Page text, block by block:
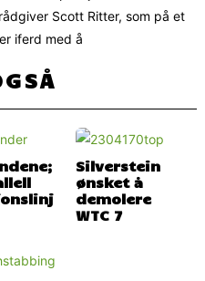
Scott Ritter, som på et
iferd med å
Silverstein
ønsket å
demolere
WTC 7